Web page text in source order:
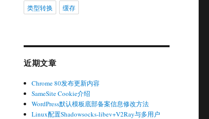
类型转换
缓存
近期文章
Chrome 80发布更新内容
SameSite Cookie介绍
WordPress默认模板底部备案信息修改方法
Linux配置Shadowsocks-libev+V2Ray与多用户